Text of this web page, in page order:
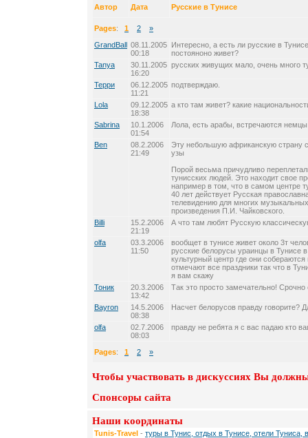
Автор Дата Русские в Тунисе
Pages: 1 2
»
GrandBall 08.11.2005
00:18
Интересно, а есть ли русские в
постояноно живет?
Tanya
30.11.2005
16:20
русских живущих мало, очень много
Терри
06.12.2005
11:21
подтверждаю.
Lola
09.12.2005
18:38
а кто там живет? какие
Sabrina
10.1.2006
01:54
Лола, есть арабы, встречаются
Ben
08.2.2006
21:49
Эту небольшую африканскую страну
узы
Порой весьма причудливо
тунисских людей. Это находит свое
например в том, что в самом центре
40 лет действует Русская
телевидению для многих
произведения П.И. Чайковского.
Billi
15.2.2006
21:19
А что там любят Русскую
olfa
03.3.2006
11:50
вообщет в тунисе живет около 3т
русские белорусы ураинцы в Тунисе
культурный центр где они
отмечают все праздники так что в
я вам скажу
Тоник
20.3.2006
13:42
Так это просто замечательно!
Bayron
14.5.2006
08:38
Насчет белорусов правду говорите?
olfa
02.7.2006
08:03
правду не ребята я с вас падаю кто
Pages: 1 2 »
Чтобы участвовать в дискуссиях Вы
Спонсоры сайта
Наши координаты
Tunis-Travel - туры в Тунис, отдых в Тунисе, отели Туниса,